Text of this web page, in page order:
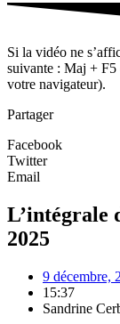
Si la vidéo ne
suivante : Maj + F5
votre navigateur).
Partager
Facebook
Twitter
Email
L’intégrale
2025
9 décembre,
15:37
Sandrine